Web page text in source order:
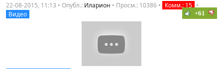
22-08-2015, 11:13 • Опубл.: Иларион • Просм.: 10386 • Комм.: 15 •
Видео
+61